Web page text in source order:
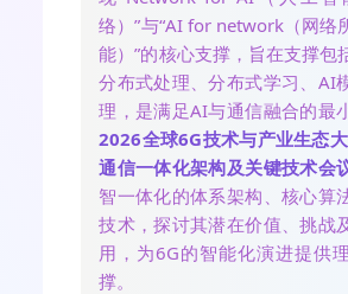
络）”与“AI for network（网络
能）”的核心支撑，旨在支撑包
分布式处理、分布式学习、AI
理，是满足AI与通信融合的最
2026全球6G技术与产业生态
通信一体化架构及关键技术会
智一体化的体系架构、核心算
技术，探讨其潜在价值、挑战
用，为6G的智能化演进提供
撑。